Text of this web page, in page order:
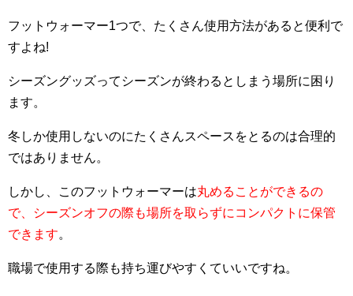
フットウォーマー1つで、たくさん使用方法があると便利で
すよね!
シーズングッズってシーズンが終わるとしまう場所に困り
ます。
冬しか使用しないのにたくさんスペースをとるのは合理的
ではありません。
しかし、このフットウォーマーは丸めることができるの
で、シーズンオフの際も場所を取らずにコンパクトに保管
できます。
職場で使用する際も持ち運びやすくていいですね。